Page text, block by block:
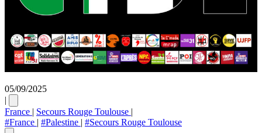
05/09/2025
|
France | Secours Rouge Toulouse |
#France | #Palestine | #Secours Rouge Toulouse